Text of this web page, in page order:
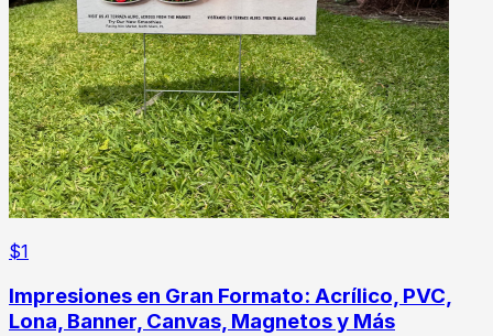
$1
Impresiones en Gran Formato: Acrílico, PVC,
Lona, Banner, Canvas, Magnetos y Más